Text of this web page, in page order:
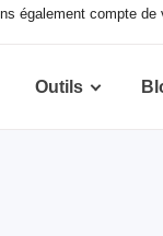
également compte
Outils